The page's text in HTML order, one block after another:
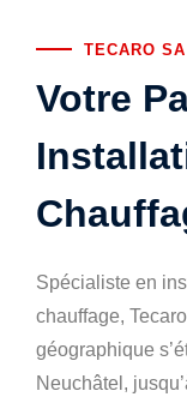
TECARO SA
Votre
Spécialiste en
chauffage,
géographique
Neuchâtel,